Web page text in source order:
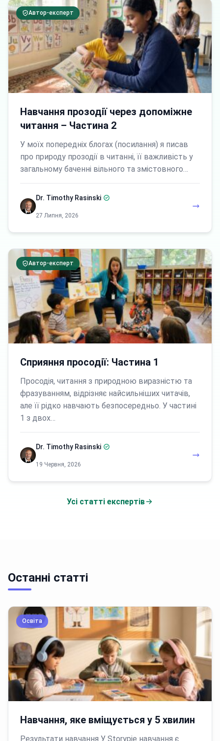
Автор-експерт
Навчання прозодії через допоміжне
читання – Частина 2
У моїх попередніх блогах (посилання) я писав
про природу прозодії в читанні, її важливість у
загальному баченні вільного та змістовного…
Dr. Timothy Rasinski
27 Липня, 2026
Автор-експерт
Сприяння просодії: Частина 1
Просодія, читання з природною виразністю та
фразуванням, відрізняє найсильніших читачів,
але її рідко навчають безпосередньо. У частині
1 з двох…
Dr. Timothy Rasinski
19 Червня, 2026
Усі статті експертів
Останні статті
Освіта
Навчання, яке вміщується у 5 хвилин
Результати навчання У Storypie навчання є